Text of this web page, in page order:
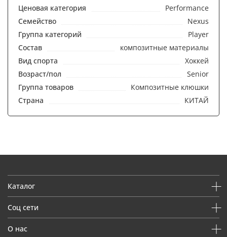
Ценовая категория
Performance
Семейство
Nexus
Группа категорий
Player
Состав
композитные материалы
Вид спорта
Хоккей
Возраст/пол
Senior
Группа товаров
Композитные клюшки
Страна
КИТАЙ
Каталог
Соц сети
О нас